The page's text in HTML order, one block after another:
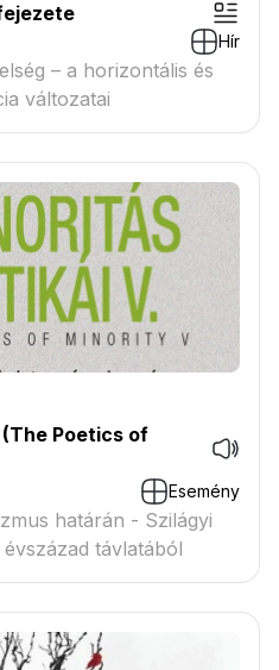
Hír
– a horizontális és
változatai
Poetics of
Esemény
határán - Szilágyi
távlatából